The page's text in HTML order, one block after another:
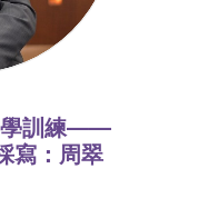
學訓練——
寫：周翠